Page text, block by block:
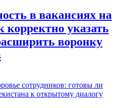
в вакансиях на
указать
воронку